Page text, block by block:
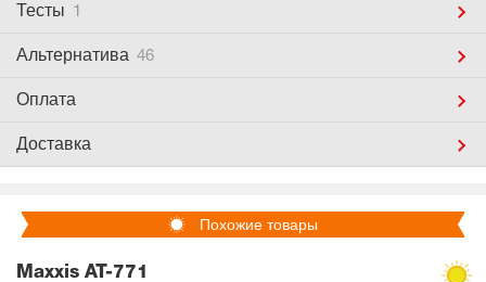
Тесты 1
Альтернатива 46
Оплата
Доставка
Похожие товары
Maxxis AT-771